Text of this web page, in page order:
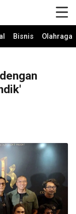
Bisnis Olahraga